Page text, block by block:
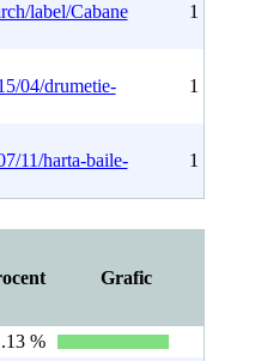
label/Cabane
1
04/drumetie-
1
11/harta-baile-
1
Grafic
%